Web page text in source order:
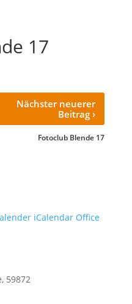
17
Nächster neuerer
Beitrag›
Fotoclub Blende 17
iCalendar Office
59872